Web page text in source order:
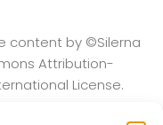
content by ©Silerna
Attribution-
License.